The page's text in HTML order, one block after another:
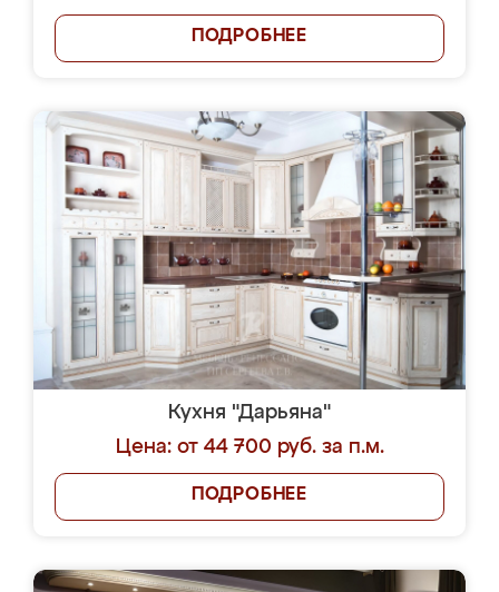
ПОДРОБНЕЕ
Кухня "Дарьяна"
Цена: от 44 700 руб. за п.м.
ПОДРОБНЕЕ